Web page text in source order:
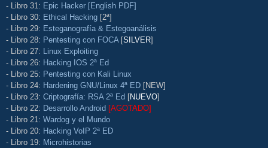
- Libro 31: Epic Hacker [English PDF]
- Libro 30: Ethical Hacking [2ª]
- Libro 29: Esteganografía & Estegoanálisis
- Libro 28: Pentesting con FOCA [SILVER]
- Libro 27: Linux Exploiting
- Libro 26: Hacking IOS 2ª Ed
- Libro 25: Pentesting con Kali Linux
- Libro 24: Hardening GNU/Linux 4ª ED [NEW]
- Libro 23: Criptografía: RSA 2ª Ed [NUEVO]
- Libro 22: Desarrollo Android [AGOTADO]
- Libro 21: Wardog y el Mundo
- Libro 20: Hacking VoIP 2ª ED
- Libro 19: Microhistorias